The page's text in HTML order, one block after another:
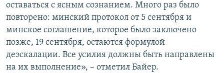
оставаться с ясным сознанием. Много раз было
повторено: минский протокол от 5 сентября и
минское соглашение, которое было заключено
позже, 19 сентября, остаются формулой
деэскалации. Все усилия должны быть направлены
на их выполнение», – отметил Байер.